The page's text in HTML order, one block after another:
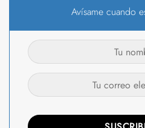
Avísame cuando